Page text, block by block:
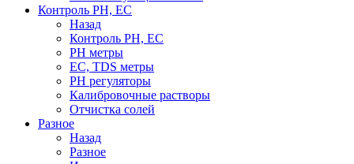
Контроль PH, EC
Назад
Контроль PH, EC
PH метры
EC, TDS метры
PH регуляторы
Калибровочные растворы
Отчистка солей
Разное
Назад
Разное